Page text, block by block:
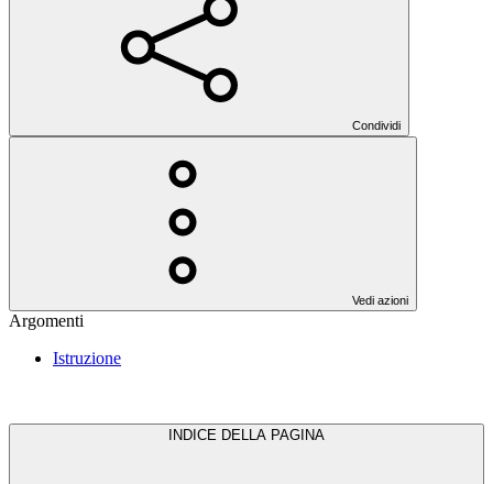
Condividi
Vedi azioni
Argomenti
Istruzione
INDICE DELLA PAGINA